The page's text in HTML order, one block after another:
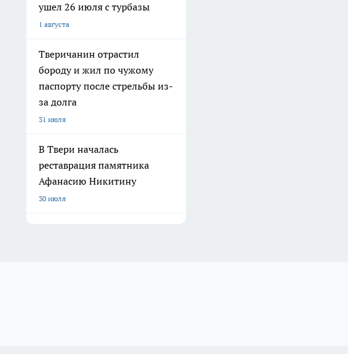
ушел 26 июля с турбазы
1 августа
Тверичанин отрастил
бороду и жил по чужому
паспорту после стрельбы из-
за долга
31 июля
В Твери началась
реставрация памятника
Афанасию Никитину
30 июля